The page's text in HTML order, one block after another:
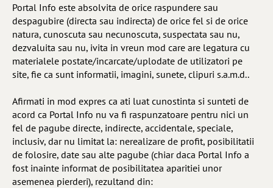
Portal Info este absolvita de orice raspundere sau
despagubire (directa sau indirecta) de orice fel si de orice
natura, cunoscuta sau necunoscuta, suspectata sau nu,
dezvaluita sau nu, ivita in vreun mod care are legatura cu
materialele postate/incarcate/uplodate de utilizatori pe
site, fie ca sunt informatii, imagini, sunete, clipuri s.a.m.d..
Afirmati in mod expres ca ati luat cunostinta si sunteti de
acord ca Portal Info nu va fi raspunzatoare pentru nici un
fel de pagube directe, indirecte, accidentale, speciale,
inclusiv, dar nu limitat la: nerealizare de profit, posibilitatii
de folosire, date sau alte pagube (chiar daca Portal Info a
fost inainte informat de posibilitatea aparitiei unor
asemenea pierderi), rezultand din: